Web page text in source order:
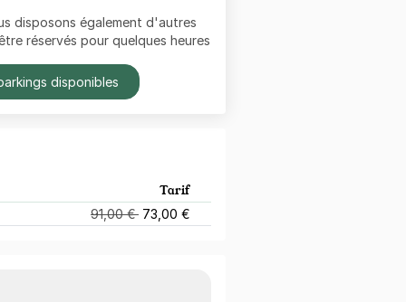
disposons également d'autres
réservés pour quelques heures
disponibles
Tarif
91,00 € 73,00 €